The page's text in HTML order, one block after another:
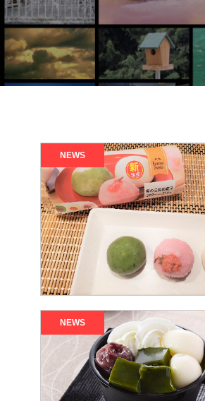
NEWS
NEWS